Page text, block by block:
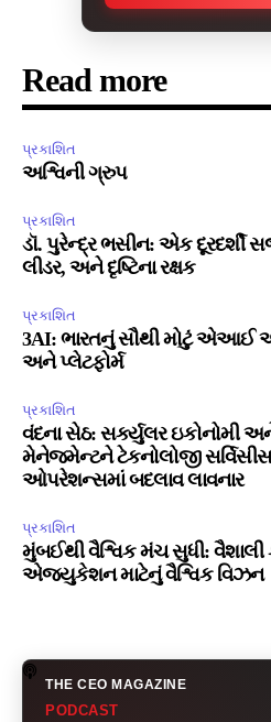
Read more
પ્રકાશિત
અશ્વિની ગ્રુપ
પ્રકાશિત
ડૉ. પુરેન્દ્ર ભસીન: એક દૂરદર્શી
લીડર, અને દૃષ્ટિના રક્ષક
પ્રકાશિત
3AI: ભારતનું સૌથી મોટું એઆઈ
અને પ્લેટફોર્મ
પ્રકાશિત
વંદના સેઠ: સર્ક્યુલર ઇકોનોમી
મેનેજમેન્ટને ટેકનોલોજી
ઓપરેશન્સમાં બદલાવ લાવનાર
પ્રકાશિત
મુંબઈથી વૈશ્વિક મંચ સુધી: વૈશાલી
એજ્યુકેશન માટેનું વૈશ્વિક વિઝન
THE CEO MAGAZINE
PODCAST